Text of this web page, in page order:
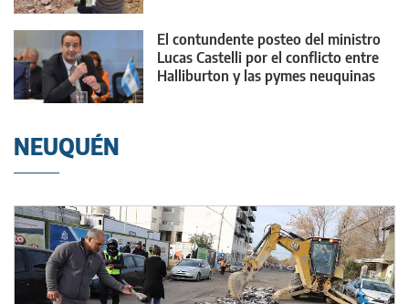
El contundente posteo del ministro
Lucas Castelli por el conflicto entre
Halliburton y las pymes neuquinas
NEUQUÉN